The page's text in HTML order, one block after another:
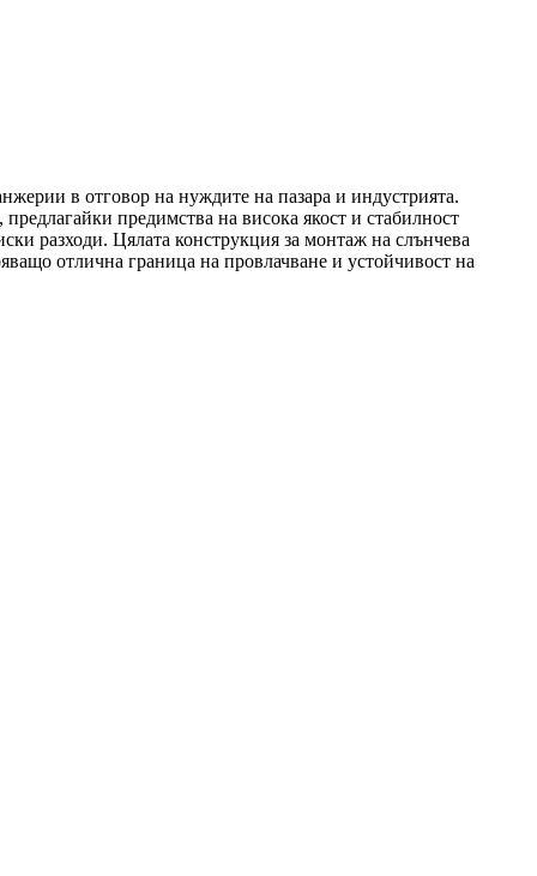
в отговор на нуждите на пазара и индустрията.
предимства на висока якост и стабилност
разходи. Цялата конструкция за монтаж на слънчева
отлична граница на провлачване и устойчивост на